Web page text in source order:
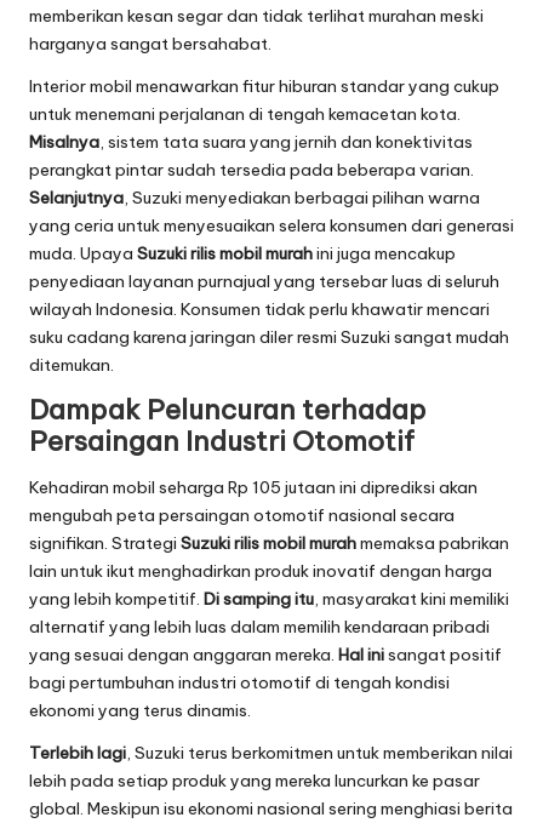
memberikan kesan segar dan tidak terlihat murahan meski
harganya sangat bersahabat.
Interior mobil menawarkan fitur hiburan standar yang cukup
untuk menemani perjalanan di tengah kemacetan kota.
Misalnya, sistem tata suara yang jernih dan konektivitas
perangkat pintar sudah tersedia pada beberapa varian.
Selanjutnya, Suzuki menyediakan berbagai pilihan warna
yang ceria untuk menyesuaikan selera konsumen dari generasi
muda. Upaya Suzuki rilis mobil murahini juga mencakup
penyediaan layanan purnajual yang tersebar luas di seluruh
wilayah Indonesia. Konsumen tidak perlu khawatir mencari
suku cadang karena jaringan diler resmi Suzuki sangat mudah
ditemukan.
Dampak Peluncuran terhadap
Persaingan Industri Otomotif
Kehadiran mobil seharga Rp 105 jutaan ini diprediksi akan
mengubah peta persaingan otomotif nasional secara
signifikan. Strategi Suzuki rilis mobil murahmemaksa pabrikan
lain untuk ikut menghadirkan produk inovatif dengan harga
yang lebih kompetitif. Di samping itu, masyarakat kini memiliki
alternatif yang lebih luas dalam memilih kendaraan pribadi
yang sesuai dengan anggaran mereka. Hal inisangat positif
bagi pertumbuhan industri otomotif di tengah kondisi
ekonomi yang terus dinamis.
Terlebih lagi, Suzuki terus berkomitmen untuk memberikan nilai
lebih pada setiap produk yang mereka luncurkan ke pasar
global. Meskipun isu ekonomi nasional sering menghiasi berita